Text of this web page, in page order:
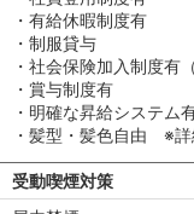
・有給休暇制度有
・制服貸与
・社会保険加入制度有
・賞与制度有
・明確な昇給システム
・髪型・髪色自由 ※
受動喫煙対策